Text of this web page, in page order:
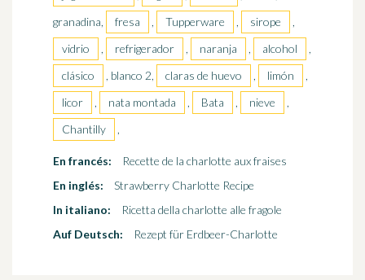
granadina,
fresa , Tupperware , sirope
,
vidrio
, refrigerador , naranja , alcohol
,
clásico
, blanco 2, claras de huevo , limón
,
licor
, nata montada , Bata , nieve
,
Chantilly
,
En francés:
Recette de la charlotte aux fraises
En inglés:
Strawberry Charlotte Recipe
In italiano:
Ricetta della charlotte alle fragole
Auf Deutsch:
Rezept für Erdbeer-Charlotte